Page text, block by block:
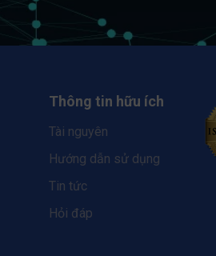
Thông tin hữu ích
Tài nguyên
Hướng dẫn sử dụng
Tin tức
Hỏi đáp